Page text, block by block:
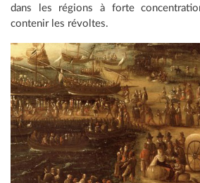
dans les régions à forte
contenir les révoltes.